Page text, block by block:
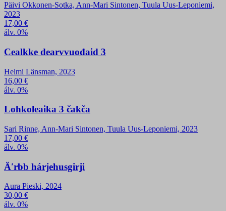
Päivi Okkonen-Sotka, Ann-Mari Sintonen, Tuula Uus-Leponiemi,
2023
17,00 €
álv. 0%
Cealkke dearvvuođaid 3
Helmi Länsman, 2023
16,00 €
álv. 0%
Lohkoleaika 3 čakča
Sari Rinne, Ann-Mari Sintonen, Tuula Uus-Leponiemi, 2023
17,00 €
álv. 0%
Äʹrbb hárjehusgirji
Aura Pieski, 2024
30,00 €
álv. 0%